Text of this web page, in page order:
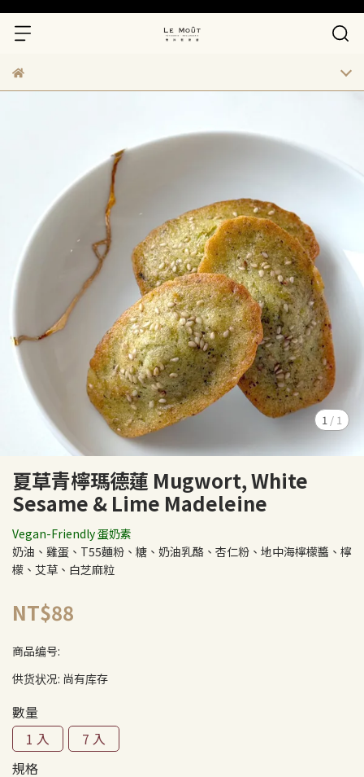
1 / 1
夏草青檸瑪德蓮 Mugwort, White
Sesame & Lime Madeleine
Vegan-Friendly 蛋奶素
奶油、雞蛋、T55麵粉、糖、奶油乳酪、杏仁粉、地中海檸檬醬、檸
檬、艾草、白芝麻粒
NT$88
商品编号:
供货状况: 尚有库存
數量
1 入
7 入
規格